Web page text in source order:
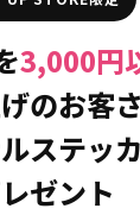
3,000円
のお客
ステッ
ゼント